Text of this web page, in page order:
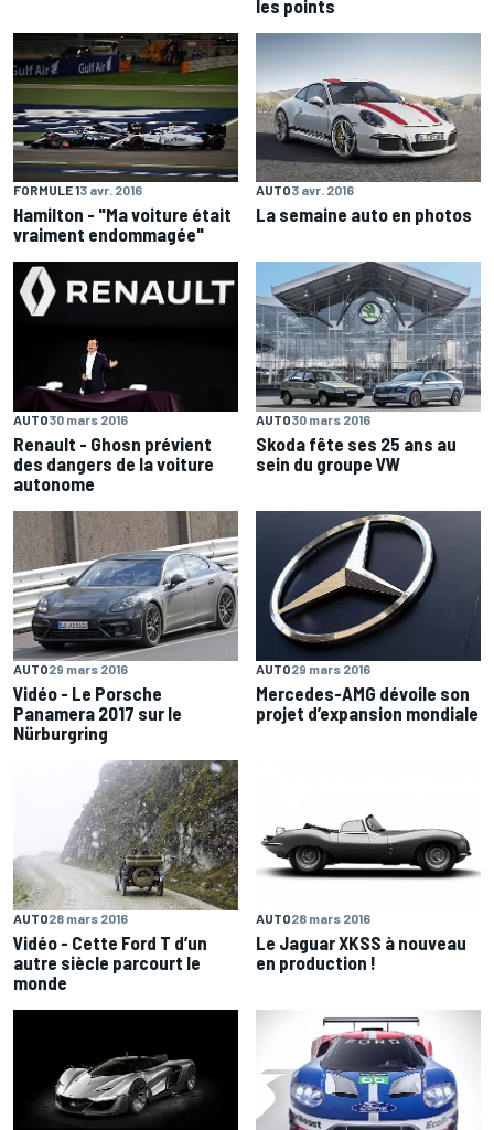
les points
FORMULE 13 avr. 2016
Hamilton - "Ma voiture était
vraiment endommagée"
AUTO3 avr. 2016
La semaine auto en photos
AUTO30 mars 2016
Renault - Ghosn prévient
des dangers de la voiture
autonome
AUTO30 mars 2016
Skoda fête ses 25 ans au
sein du groupe VW
AUTO29 mars 2016
Vidéo - Le Porsche
Panamera 2017 sur le
Nürburgring
AUTO29 mars 2016
Mercedes-AMG dévoile son
projet d’expansion mondiale
AUTO28 mars 2016
Vidéo - Cette Ford T d’un
autre siècle parcourt le
monde
AUTO28 mars 2016
Le Jaguar XKSS à nouveau
en production !